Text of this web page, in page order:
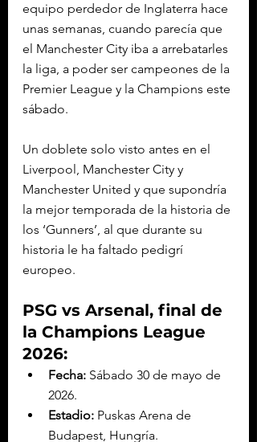
equipo perdedor de Inglaterra hace
unas semanas, cuando parecía que
el Manchester City iba a arrebatarles
la liga, a poder ser campeones de la
Premier League y la Champions este
sábado.
Un doblete solo visto antes en el
Liverpool, Manchester City y
Manchester United y que supondría
la mejor temporada de la historia de
los ‘Gunners’, al que durante su
historia le ha faltado pedigrí
europeo.
PSG vs Arsenal, final de
la Champions League
2026:
Fecha: Sábado 30 de mayo de
2026.
Estadio: Puskas Arena de
Budapest, Hungría.